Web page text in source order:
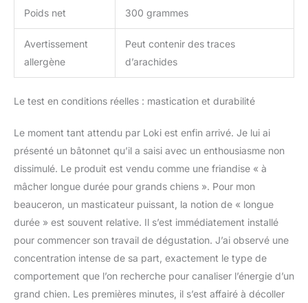
Poids net 300 grammes
Avertissement
allergène
Peut contenir des traces
d’arachides
Le test en conditions réelles : mastication et durabilité
Le moment tant attendu par Loki est enfin arrivé. Je lui ai
présenté un bâtonnet qu’il a saisi avec un enthousiasme non
dissimulé. Le produit est vendu comme une friandise « à
mâcher longue durée pour grands chiens ». Pour mon
beauceron, un masticateur puissant, la notion de « longue
durée » est souvent relative. Il s’est immédiatement installé
pour commencer son travail de dégustation. J’ai observé une
concentration intense de sa part, exactement le type de
comportement que l’on recherche pour canaliser l’énergie d’un
grand chien. Les premières minutes, il s’est affairé à décoller